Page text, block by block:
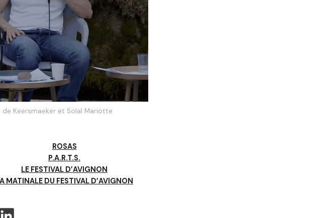
de Keersmaeker et Solal Mariotte
ROSAS
P.A.R.T.S.
LE FESTIVAL D’AVIGNON
MATINALE DU FESTIVAL D’AVIGNON